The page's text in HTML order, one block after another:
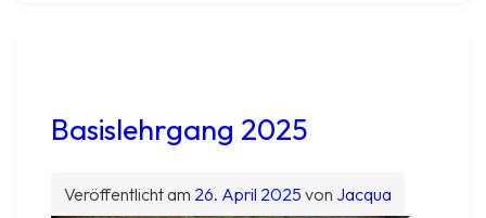
Basislehrgang 2025
Veröffentlicht am 26. April 2025 von Jacqua